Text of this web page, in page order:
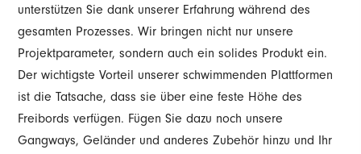
unterstützen Sie dank unserer Erfahrung während des
gesamten Prozesses. Wir bringen nicht nur unsere
Projektparameter, sondern auch ein solides Produkt ein.
Der wichtigste Vorteil unserer schwimmenden Plattformen
ist die Tatsache, dass sie über eine feste Höhe des
Freibords verfügen. Fügen Sie dazu noch unsere
Gangways, Geländer und anderes Zubehör hinzu und Ihr